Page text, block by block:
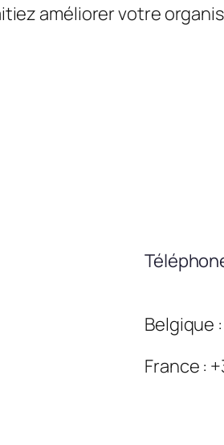
améliorer votre
Belgique
France :